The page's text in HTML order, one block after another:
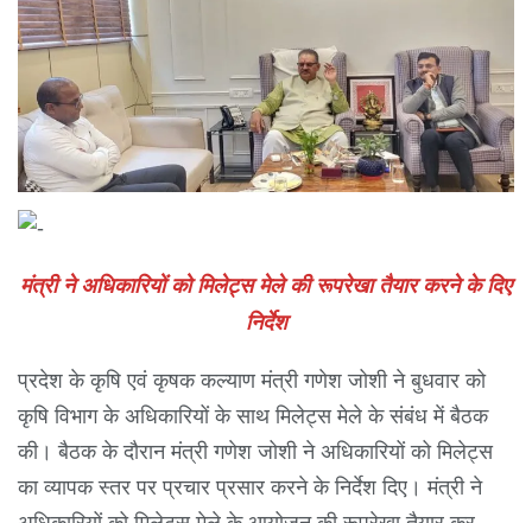
मंत्री ने अधिकारियों को मिलेट्स मेले की रूपरेखा तैयार करने के दिए
निर्देश
प्रदेश के कृषि एवं कृषक कल्याण मंत्री गणेश जोशी ने बुधवार को
कृषि विभाग के अधिकारियों के साथ मिलेट्स मेले के संबंध में बैठक
की। बैठक के दौरान मंत्री गणेश जोशी ने अधिकारियों को मिलेट्स
का व्यापक स्तर पर प्रचार प्रसार करने के निर्देश दिए। मंत्री ने